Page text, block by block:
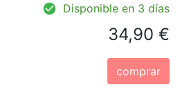
Disponible en 3 días
34,90 €
comprar